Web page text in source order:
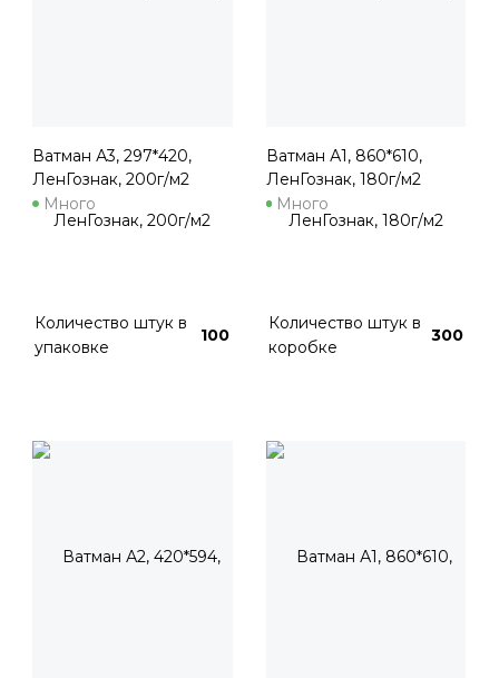
Ватман А3, 297*420,
ЛенГознак, 200г/м2
Много
Количество штук в
упаковке
100
Ватман А1, 860*610,
ЛенГознак, 180г/м2
Много
Количество штук в
коробке
300